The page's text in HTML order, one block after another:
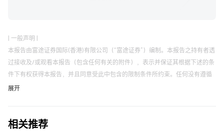
| 一般声明 |
本报告由富途证券国际(香港)有限公司（“富途证券”）编制。本报告之持有者透
过接收及/或观看本报告（包含任何有关的附件），表示并保证其根据下述的条
件下有权获得本报告，并且同意受此中包含的限制条件所约束。任何没有遵循
这些限制的情况可能构成违反有关法律。
用途。富途证券对因使用本报告中包含的材料而导致的任何直接或间接损失概
展开
相关推荐